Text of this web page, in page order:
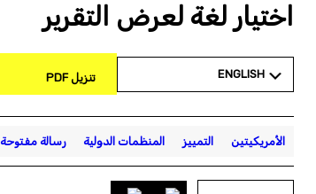
اختيار لغة لعرض التقرير
ENGLISH تنزيل PDF
الأمريكيتين التمييز المنظمات الدولية رسالة مفتوحة